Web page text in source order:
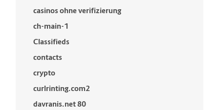
casinos ohne verifizierung
ch-main-1
Classifieds
contacts
crypto
curlrinting.com2
davranis.net 80